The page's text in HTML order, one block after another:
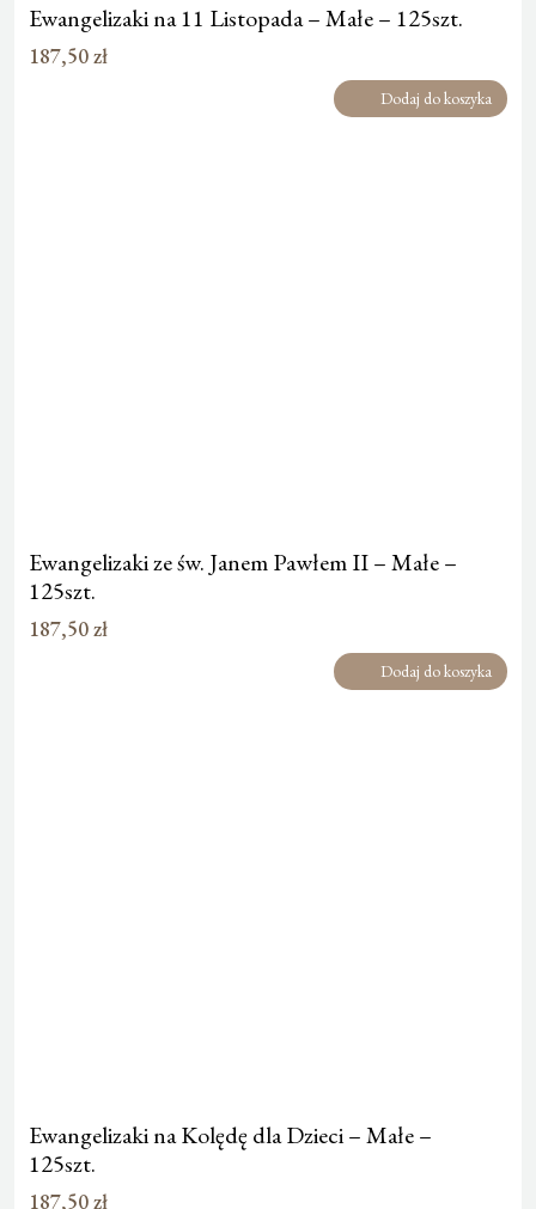
Ewangelizaki na 11 Listopada – Małe – 125szt.
187,50zł
Dodaj do koszyka
Ewangelizaki ze św. Janem Pawłem II – Małe –
125szt.
187,50zł
Dodaj do koszyka
Ewangelizaki na Kolędę dla Dzieci – Małe –
125szt.
187,50zł